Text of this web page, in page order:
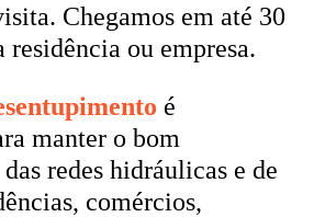
Chegamos em até 30
residência ou empresa.
é
manter o bom
redes hidráulicas e de
comércios,